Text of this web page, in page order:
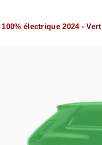
électrique 2024 - Vert